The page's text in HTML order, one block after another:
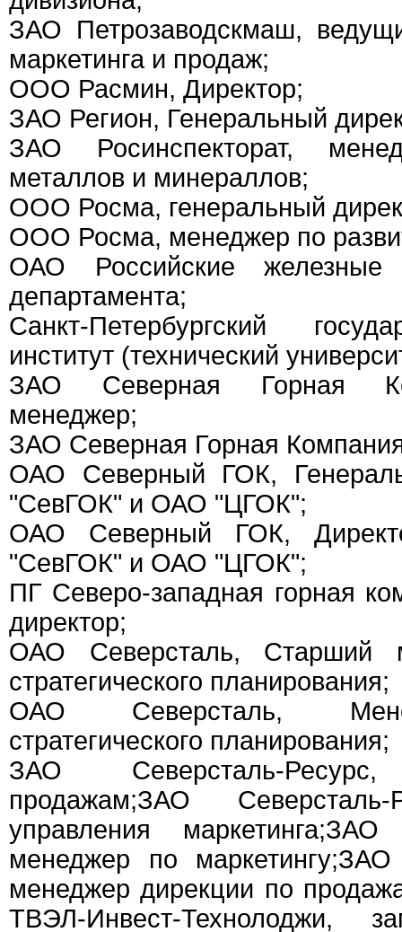
ЗАО Петрозаводскмаш,
маркетинга и продаж;
ООО Расмин, Директор;
ЗАО Регион, Генеральный
ЗАО Росинспекторат,
металлов и минераллов;
ООО Росма, генеральный
ООО Росма, менеджер по
ОАО Российские железные
департамента;
Санкт-Петербургский
институт (технический
ЗАО Северная Горная
менеджер;
ЗАО Северная Горная
ОАО Северный ГОК,
"СевГОК" и ОАО "ЦГОК";
ОАО Северный ГОК,
"СевГОК" и ОАО "ЦГОК";
ПГ Северо-западная горная
директор;
ОАО Северсталь, Старший
стратегического планирования;
ОАО Северсталь,
стратегического планирования;
ЗАО Северсталь-
продажам;ЗАО Северсталь-
управления маркетинга;ЗАО
менеджер по маркетингу;ЗАО
менеджер дирекции по
ТВЭЛ-Инвест-Технолоджи,